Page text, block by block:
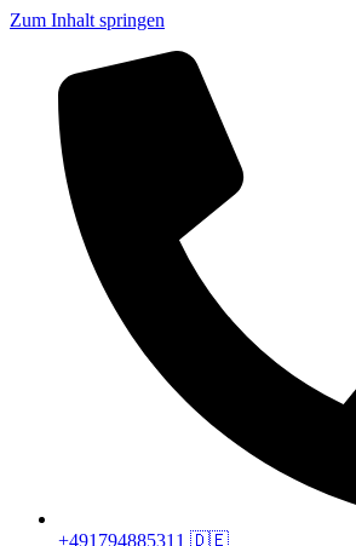
Zum Inhalt springen
+491794885311 🇩🇪